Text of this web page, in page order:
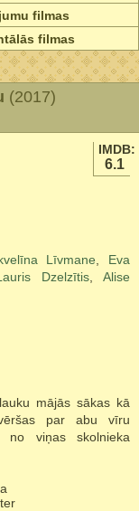
filmas
filmas
(2017)
IMDB:
6.1
Līvmane
Eva
Dzelzītis,Alise
mājās sākas kā
par abu vīru
no viņas skolnieka